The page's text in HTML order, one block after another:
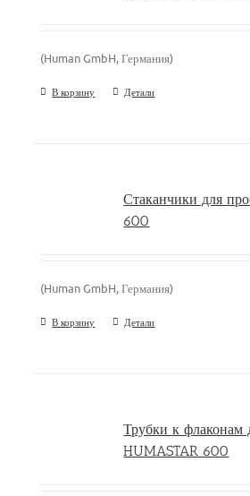
(Human GmbH, Германия)
В корзину Детали
Стаканчики для
600
(Human GmbH, Германия)
В корзину Детали
Трубки к флаконам
HUMASTAR 600